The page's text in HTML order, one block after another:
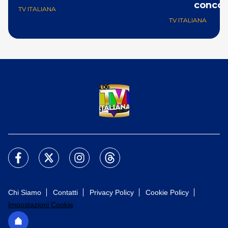
TV ITALIANA
TV ITALIANA
Chi Siamo Contatti Privacy Policy
Cookie Policy
Impostazioni Cookie